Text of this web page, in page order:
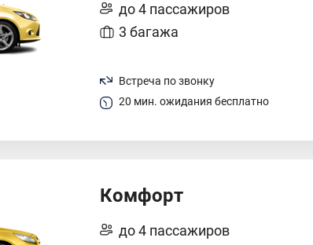
до 4 пассажиров
3 багажа
Встреча по звонку
20 мин. ожидания бесплатно
Комфорт
до 4 пассажиров